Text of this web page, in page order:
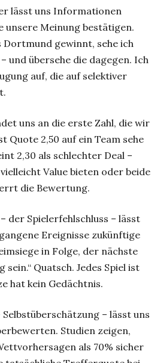
lässt uns Informationen
unsere Meinung bestätigen.
Dortmund gewinnt, sehe ich
und übersehe die dagegen. Ich
auf, die auf selektiver
uns an die erste Zahl, die wir
Quote 2,50 auf ein Team sehe
2,30 als schlechter Deal –
Value bieten oder beide
die Bewertung.
der Spielerfehlschluss – lässt
Ereignisse zukünftige
in Folge, der nächste
sein.“ Quatsch. Jedes Spiel ist
hat kein Gedächtnis.
– lässt uns
Studien zeigen,
als 70% sicher